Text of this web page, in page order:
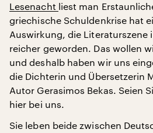
Lesenacht liest man
griechische Schuldenkrise hat
Auswirkung, die Literaturszene
reicher geworden. Das wollen
und deshalb haben wir uns
die Dichterin und Übersetzerin
Autor Gerasimos Bekas. Seien
hier bei uns.
Sie leben beide zwischen